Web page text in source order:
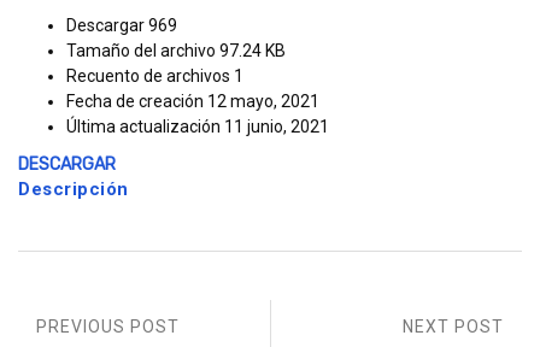
Descargar969
Tamaño del archivo 97.24 KB
Recuento de archivos 1
Fecha de creación 12 mayo, 2021
Última actualización 11 junio, 2021
DESCARGAR
Descripción
NEXT POST
PREVIOUS POST